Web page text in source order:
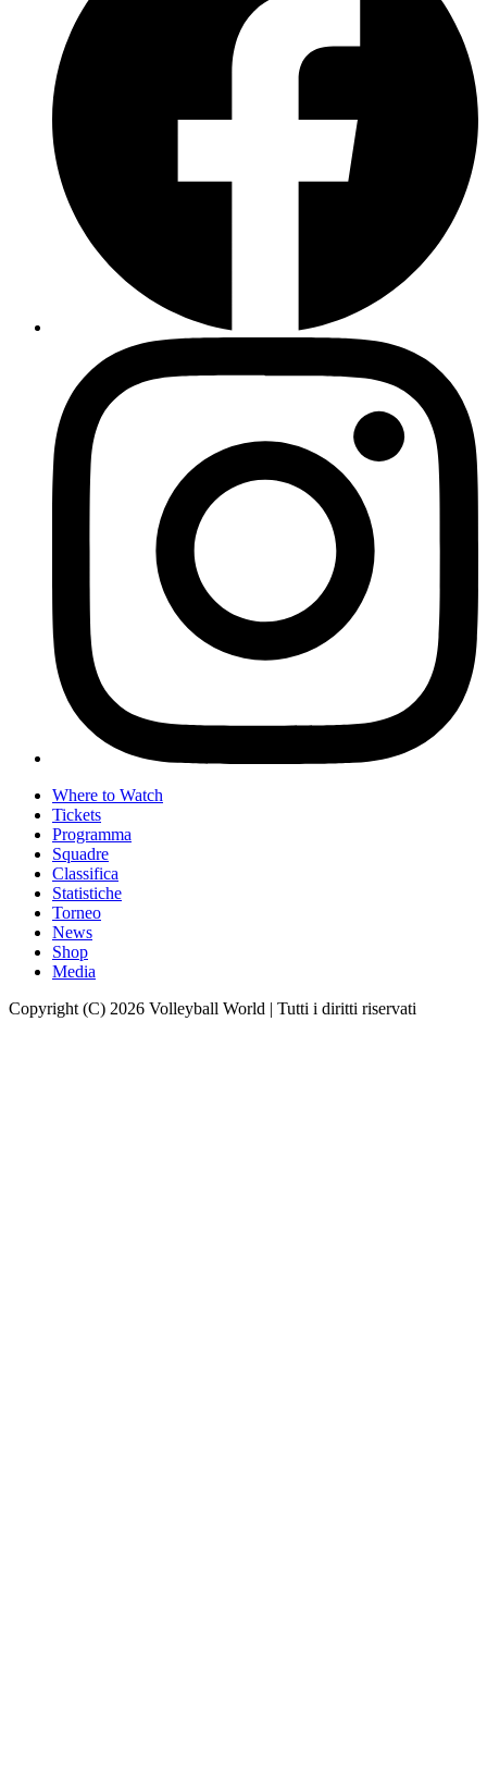
Where to Watch
Tickets
Programma
Squadre
Classifica
Statistiche
Torneo
News
Shop
Media
Copyright (C) 2026 Volleyball World | Tutti i diritti riservati